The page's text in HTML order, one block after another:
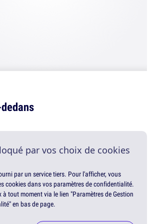
par vos choix de cookies
par un service tiers. Pour l'afficher, vous
cookies dans vos paramètres de confidentialité.
à tout moment via le lien "Paramètres de Gestion
en bas de page.